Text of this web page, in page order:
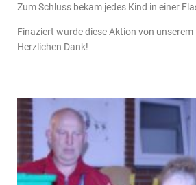
Zum Schluss bekam jedes Kind in einer
Finaziert wurde diese Aktion von unserem
Herzlichen Dank!